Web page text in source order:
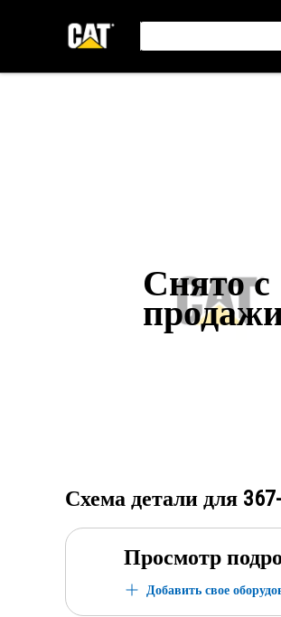
Снято с
Схема детали для
Просмотр
Добавить свое